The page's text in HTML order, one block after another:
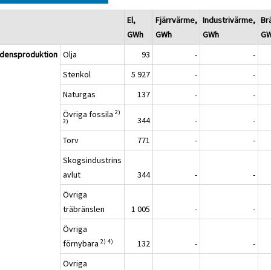
El,
GWh
Fjärrvärme,
GWh
Industrivärme,
GWh
Olja 93 - -
Stenkol
5 927 - -
Naturgas
137 - -
Övriga fossila2)
3)
344 - -
Torv
771 - -
Skogsindustrins
avlut
344 - -
Övriga
träbränslen
1 005 - -
Övriga
förnybara2) 4) 132 - -
Övriga